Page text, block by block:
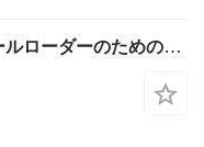
JCB Tm310 テレスコピックホイールローダーのためのJCB Tm310 Tm300 Lhs Rhs Steering Cylinder 553/60147, 553/60211 油圧シリンダ